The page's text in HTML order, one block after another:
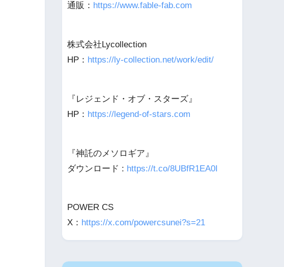
通販： https://www.fable-fab.com
株式会社Lycollection
HP： https://ly-collection.net/work/edit/
『レジェンド・オブ・スターズ』
HP： https://legend-of-stars.com
『神託のメソロギア』
ダウンロード : https://t.co/8UBfR1EA0I
POWER CS
X： https://x.com/powercsunei?s=21